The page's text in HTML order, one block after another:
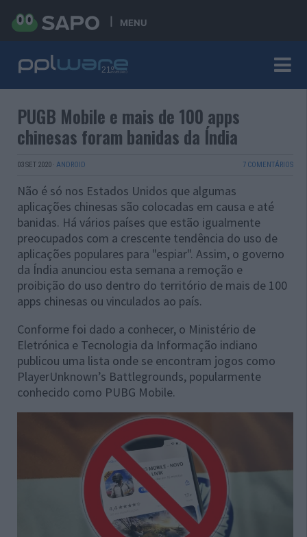
MENU
PUGB Mobile e mais de 100 apps
chinesas foram banidas da Índia
03 SET 2020 · ANDROID 7 COMENTÁRIOS
Não é só nos Estados Unidos que algumas
aplicações chinesas são colocadas em causa e até
banidas. Há vários países que estão igualmente
preocupados com a crescente tendência do uso de
aplicações populares para "espiar". Assim, o governo
da Índia anunciou esta semana a remoção e
proibição do uso dentro do território de mais de 100
apps chinesas ou vinculados ao país.
Conforme foi dado a conhecer, o Ministério de
Eletrónica e Tecnologia da Informação indiano
publicou uma lista onde se encontram jogos como
PlayerUnknown’s Battlegrounds, popularmente
conhecido como PUBG Mobile.